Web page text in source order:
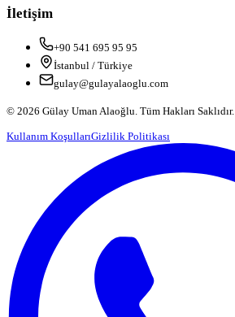
İletişim
+90 541 695 95 95
İstanbul / Türkiye
gulay@gulayalaoglu.com
© 2026 Gülay Uman Alaoğlu. Tüm Hakları Saklıdır.
Kullanım KoşullarıGizlilik Politikası